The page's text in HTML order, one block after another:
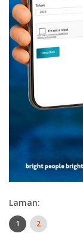
Laman:
1 2